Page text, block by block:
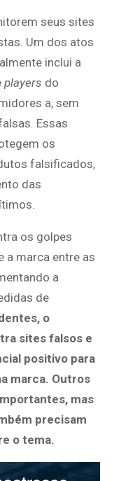
seus sites
Um dos atos
inclui a
players do
a, sem
Essas
os
falsificados,
das
os golpes
a marca entre as
a
de
o
sites falsos e
positivo para
marca. Outros
mas
precisam
o tema.